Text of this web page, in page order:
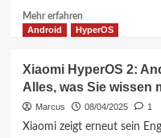
Geräten
Mehr erfahrenMehr
Informationen
2:
Android
16
Android HyperOS
Xiaomi HyperOS 2:
Alles, was Sie wissen
Marcus 08/04/2025 1
Xiaomi zeigt erneut sein